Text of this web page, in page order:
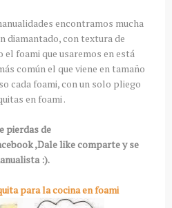
encontramos mucha
diamantado, con textura de
foami que usaremos en está
común el que viene en tamaño
cada foami, con un solo pliego
en foami .
pierdas de
,Dale like comparte y se
:).
para la cocina en foami